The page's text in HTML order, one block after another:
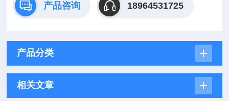
产品咨询 18964531725
产品分类
相关文章